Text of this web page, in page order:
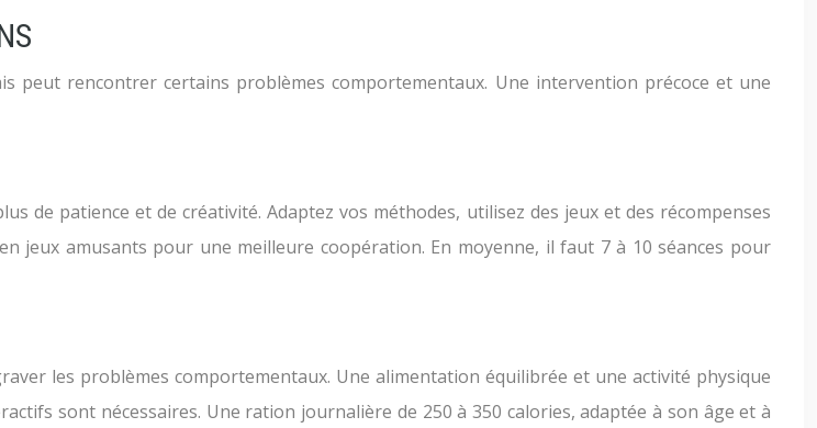
peut rencontrer certains problèmes comportementaux. Une intervention précoce et une
de patience et de créativité. Adaptez vos méthodes, utilisez des jeux et des récompenses
jeux amusants pour une meilleure coopération. En moyenne, il faut 7 à 10 séances pour
les problèmes comportementaux. Une alimentation équilibrée et une activité physique
sont nécessaires. Une ration journalière de 250 à 350 calories, adaptée à son âge et à